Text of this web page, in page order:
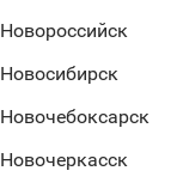
Новороссийск
Новосибирск
Новочебоксарск
Новочеркасск